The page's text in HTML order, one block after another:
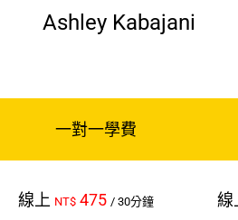
Ashley Kabajani
一對一學費
線上 NT$ 475 / 30分鐘 線